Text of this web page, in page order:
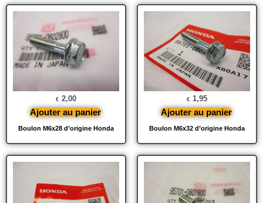
Boulon M6x28 d’origine Honda
€ 2,00
Ajouter au panier
Boulon M6x32 d’origine Honda
€ 1,95
Ajouter au panier